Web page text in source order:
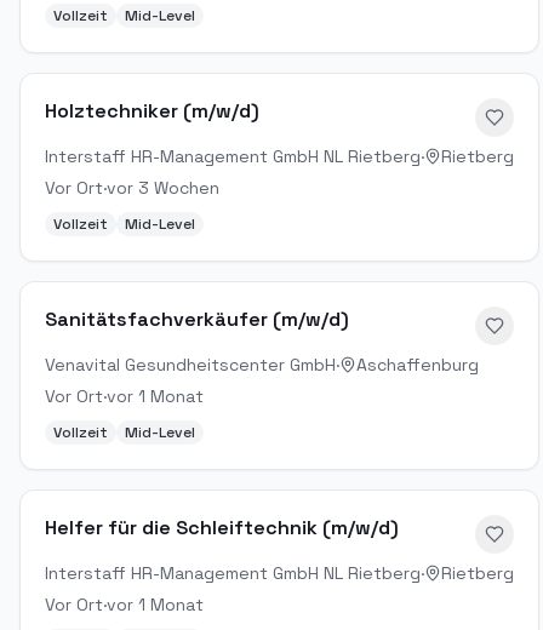
Vollzeit Mid-Level
Holztechniker (m/w/d)
Interstaff HR-Management GmbH NL Rietberg·
Rietberg
Vor Ort·vor 3 Wochen
Vollzeit Mid-Level
Sanitätsfachverkäufer (m/w/d)
Venavital Gesundheitscenter GmbH·
Aschaffenburg
Vor Ort·vor 1 Monat
Vollzeit Mid-Level
Helfer für die Schleiftechnik (m/w/d)
Interstaff HR-Management GmbH NL Rietberg·
Rietberg
Vor Ort·vor 1 Monat